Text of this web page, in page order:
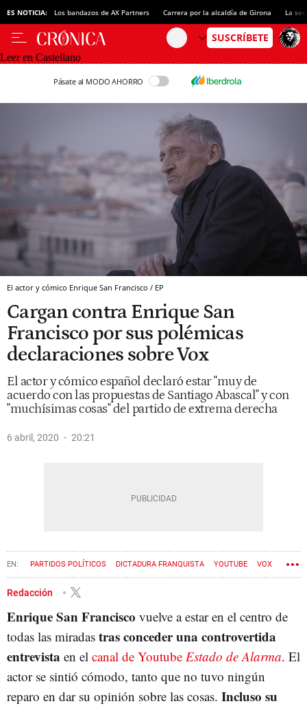
ES NOTICIA: Los bandazos de AX Partners Carrera por la alcaldía de Girona La
Leer en Castellano
Pásate al MODO AHORRO
El actor y cómico Enrique San Francisco / EP
Cargan contra Enrique San
Francisco por sus polémicas
declaraciones sobre Vox
El actor y cómico español declaró estar "muy de
acuerdo con las propuestas de Santiago Abascal" y con
"muchísimas cosas" del partido de extrema derecha
6 abril, 2020 20:21
PARTIDOS POLÍTICOS DICTADURA FRANQUISTA YOUTUBE VOX
SANTIAGO ABASCAL CONDE
Redacción
Enrique San Francisco vuelve a estar en el centro de
todas las miradas tras conceder una controvertida
entrevista en el canal de Youtube Estado de Alarma. El
actor se sintió cómodo, tanto que no tuvo ningún
reparo en dar su opinión sobre las cosas. Incluso su